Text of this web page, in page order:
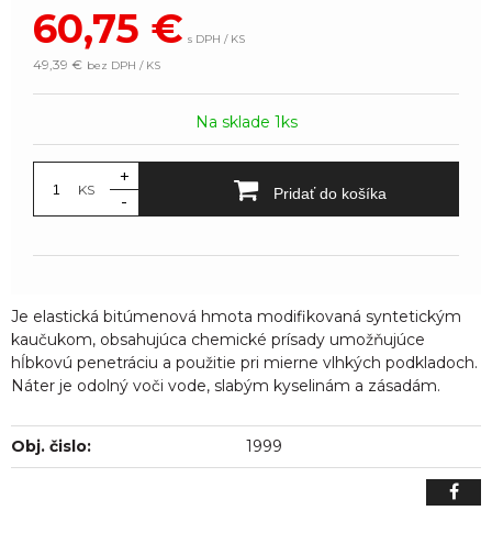
60,75 € s DPH / KS
49,39 € bez DPH / KS
Na sklade 1ks
KS
+
-
Pridať do košíka
Je elastická bitúmenová hmota modifikovaná syntetickým
kaučukom, obsahujúca chemické prísady umožňujúce
hĺbkovú penetráciu a použitie pri mierne vlhkých podkladoch.
Náter je odolný voči vode, slabým kyselinám a zásadám.
Obj. čislo: 1999